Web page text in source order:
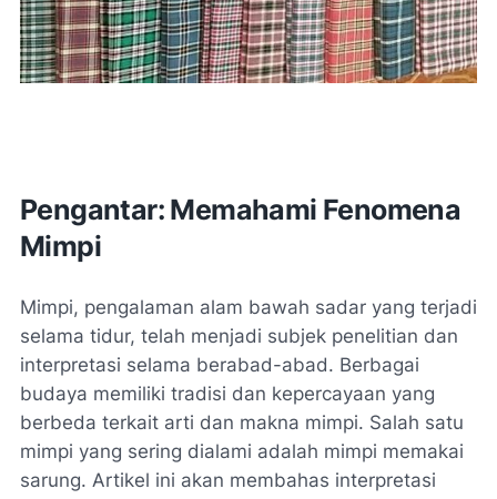
Pengantar: Memahami Fenomena
Mimpi
Mimpi, pengalaman alam bawah sadar yang terjadi
selama tidur, telah menjadi subjek penelitian dan
interpretasi selama berabad-abad. Berbagai
budaya memiliki tradisi dan kepercayaan yang
berbeda terkait arti dan makna mimpi. Salah satu
mimpi yang sering dialami adalah mimpi memakai
sarung. Artikel ini akan membahas interpretasi